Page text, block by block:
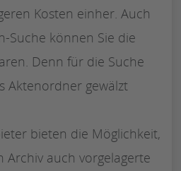
Kosten einher. Auch
Suche können Sie die
Denn für die Suche
Aktenordner gewälzt
bieten die Möglichkeit,
Archiv auch vorgelagerte